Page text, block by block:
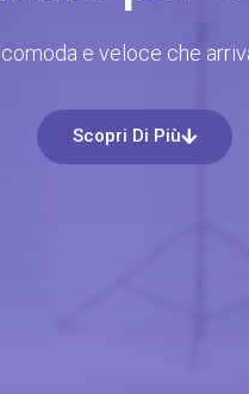
e veloce che
Scopri Di Più